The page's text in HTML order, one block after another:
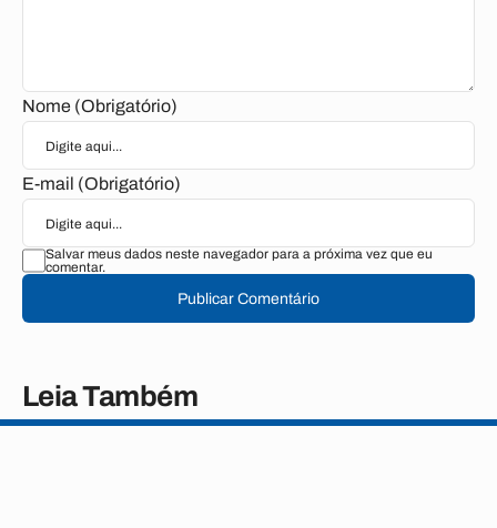
Nome (Obrigatório)
E-mail (Obrigatório)
Salvar meus dados neste navegador para a próxima vez que eu
comentar.
Publicar Comentário
Leia Também